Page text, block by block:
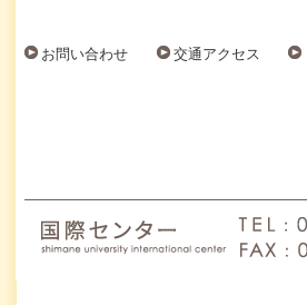
お問い合わせ 交通アクセス